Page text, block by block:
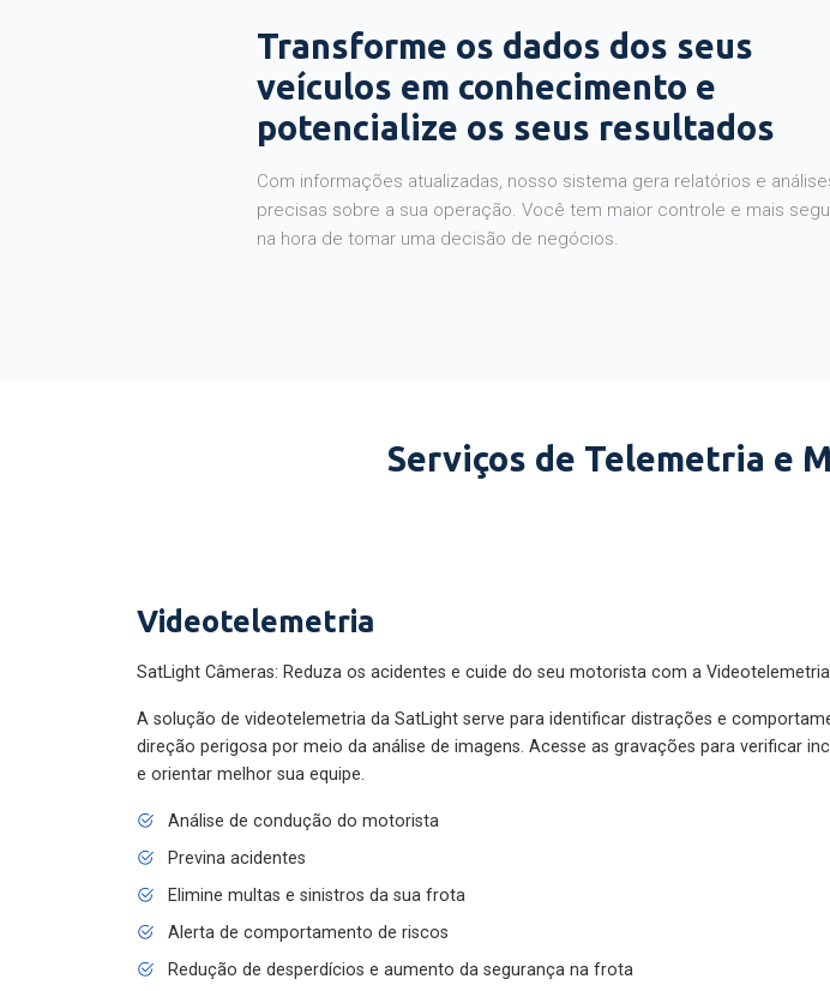
Transforme os dados dos seus
veículos em conhecimento e
potencialize os seus resultados
Com informações atualizadas, nosso sistema gera relatórios e
precisas sobre a sua operação. Você tem maior controle e mais
na hora de tomar uma decisão de negócios.
Serviços de Telemetria e
Videotelemetria
SatLight Câmeras: Reduza os acidentes e cuide do seu motorista com a
A solução de videotelemetria da SatLight serve para identificar distrações e
direção perigosa por meio da análise de imagens. Acesse as gravações para verificar
e orientar melhor sua equipe.
Análise de condução do motorista
Previna acidentes
Elimine multas e sinistros da sua frota
Alerta de comportamento de riscos
Redução de desperdícios e aumento da segurança na frota